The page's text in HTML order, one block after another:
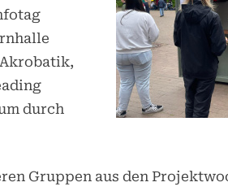
durch
Gruppen aus den